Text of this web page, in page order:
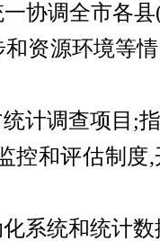
协调全市各县
资源环境等
计调查项目;
和评估制度,
系统和统计